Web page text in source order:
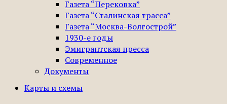
Газета “Перековка”
Газета “Сталинская трасса”
Газета “Москва-Волгострой”
1930-е годы
Эмигрантская пресса
Современное
Документы
Карты и схемы